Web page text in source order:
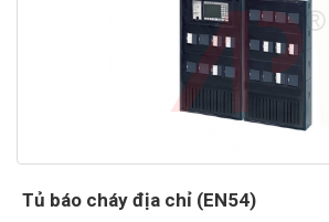
Tủ báo cháy địa chỉ (EN54)